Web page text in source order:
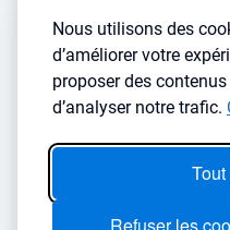
Nous utilisons des
d’améliorer votre
proposer des
d’analyser notre trafic.
Vous voulez apprendre à
Inscrivez vous à notre